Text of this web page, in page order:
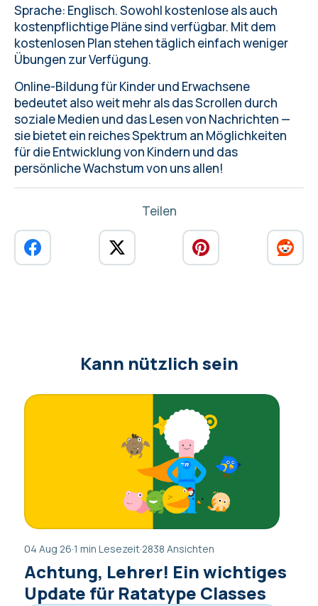
Sprache: Englisch. Sowohl kostenlose als auch
kostenpflichtige Pläne sind verfügbar. Mit dem
kostenlosen Plan stehen täglich einfach weniger
Übungen zur Verfügung.
Online-Bildung für Kinder und Erwachsene
bedeutet also weit mehr als das Scrollen durch
soziale Medien und das Lesen von Nachrichten —
sie bietet ein reiches Spektrum an Möglichkeiten
für die Entwicklung von Kindern und das
persönliche Wachstum von uns allen!
Teilen
Kann nützlich sein
04 Aug 26·1 min Lesezeit·2838 Ansichten
Achtung, Lehrer! Ein wichtiges
Update für Ratatype Classes